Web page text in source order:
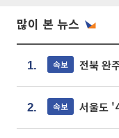
많이 본 뉴스
1. 속보 전북 완
2. 속보 서울도